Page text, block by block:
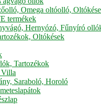
Omega oltóolló,
termékek
Hernyózó, Fűnyíró
Oltókések
Tartozékok
Villa
Saraboló, Horoló